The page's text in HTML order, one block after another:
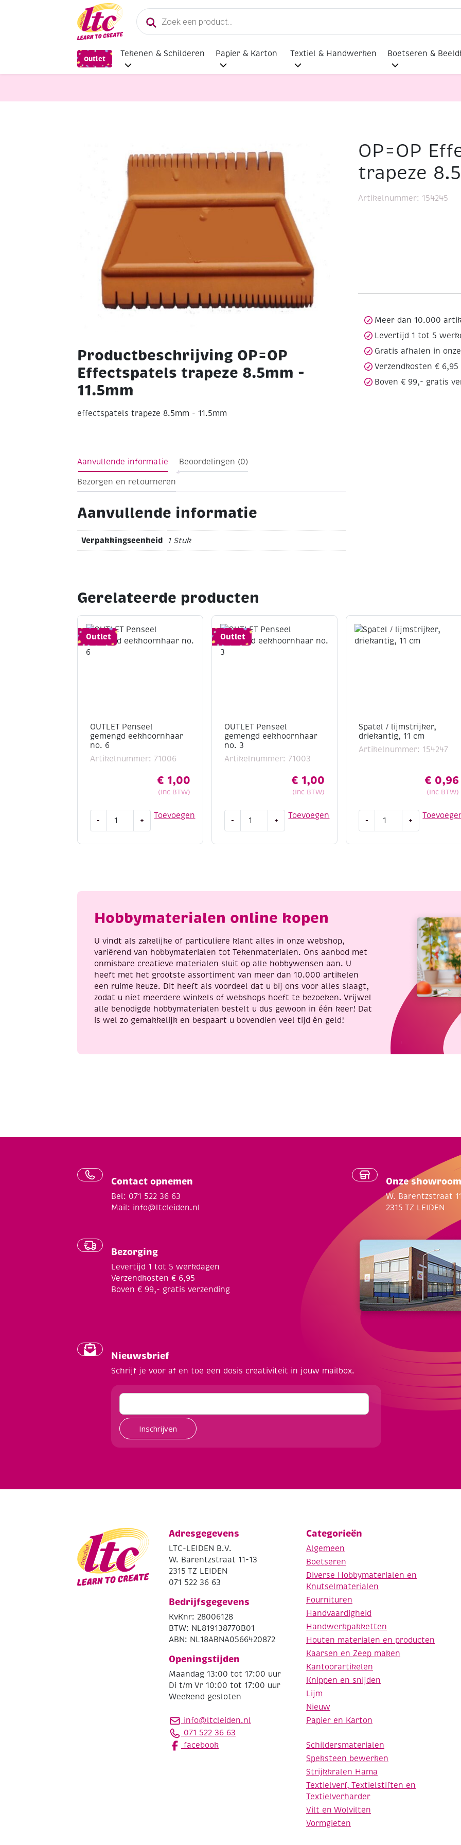
Producten
zoeken
Outlet
Tekenen & Schilderen Papier & Karton Textiel & Handwerken Boetseren &
Schildersmaterialen OP=OP Effectspatels trapeze 8.5mm – 11.5mm
Productbeschrijving OP=OP
Effectspatels trapeze 8.5mm -
11.5mm
effectspatels trapeze 8.5mm - 11.5mm
OP=OP
trapeze
Artikelnummer: 154245
Meer dan 10.000
Levertijd 1 tot 5
Gratis afhalen in
Verzendkosten € 6,95
Boven € 99,- gratis
Aanvullende informatie Beoordelingen (0)
Bezorgen en retourneren
Aanvullende informatie
Verpakkingseenheid 1 Stuk
Gerelateerde producten
Outlet
OUTLET Penseel
gemengd eekhoornhaar
no. 6
Artikelnummer: 71006
€ 1,00
(Inc BTW)
Toevoegen
-
Penseel
+
Outlet
OUTLET Penseel
gemengd eekhoornhaar
no. 3
Artikelnummer: 71003
€ 1,00
(Inc BTW)
Toevoegen
-
Penseel
+
Spatel / lijmstrijker,
driekantig, 11 cm
Artikelnummer: 154247
€ 0,96
(Inc BTW)
- +
Hobbymaterialen online kopen
U vindt als zakelijke of particuliere klant alles in onze webshop,
variërend van hobbymaterialen tot Tekenmaterialen. Ons aanbod met
onmisbare creatieve materialen sluit op alle hobbywensen aan. U
heeft met het grootste assortiment van meer dan 10.000 artikelen
een ruime keuze. Dit heeft als voordeel dat u bij ons voor alles slaagt,
zodat u niet meerdere winkels of webshops hoeft te bezoeken. Vrijwel
alle benodigde hobbymaterialen bestelt u dus gewoon in één keer! Dat
is wel zo gemakkelijk en bespaart u bovendien veel tijd én geld!
Contact opnemen
Bel: 071 522 36 63
Mail: info@ltcleiden.nl
Bezorging
Levertijd 1 tot 5 werkdagen
Verzendkosten € 6,95
Boven € 99,- gratis verzending
Onze showroom
W. Barentzstraat
2315 TZ LEIDEN
Nieuwsbrief
Schrijf je voor af en toe een dosis creativiteit in jouw mailbox.
Inschrijven
Adresgegevens
LTC-LEIDEN B.V.
W. Barentzstraat 11-13
2315 TZ LEIDEN
071 522 36 63
Bedrijfsgegevens
KvKnr: 28006128
BTW: NL819138770B01
ABN: NL18ABNA0566420872
Openingstijden
Maandag 13:00 tot 17:00 uur
Di t/m Vr 10:00 tot 17:00 uur
Weekend gesloten
info@ltcleiden.nl
071 522 36 63
facebook
Categorieën
Algemeen
Boetseren
Diverse Hobbymaterialen en
Knutselmaterialen
Fournituren
Handvaardigheid
Handwerkpakketten
Houten materialen en producten
Kaarsen en Zeep maken
Kantoorartikelen
Knippen en snijden
Lijm
Nieuw
Papier en Karton
Schildersmaterialen
Speksteen bewerken
Strijkkralen Hama
Textielverf, Textielstiften en
Textielverharder
Vilt en Wolvilten
Vormgieten